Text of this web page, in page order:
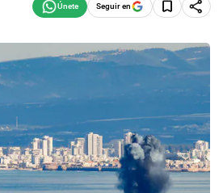
Seguir en